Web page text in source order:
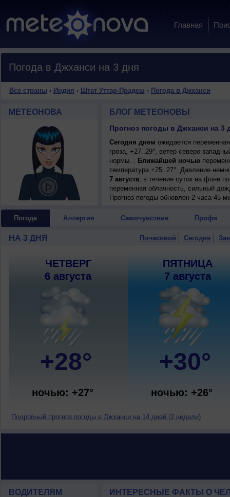
Главная
Погода в Джханси на 3 дня
Все страны › Индия › Штат Уттар-Прадеш › Погода в Джханси
МЕТЕОНОВА БЛОГ МЕТЕОНОВЫ
Прогноз погоды в Джханси на 3
Сегодня днем ожидается
гроза, +27..29°, ветер северо-
нормы. . Ближайшей ночью
температура +25..27°. Давление
7 августа, в течение суток на фоне
переменная облачность, сильный
+29..31°, ветер западный, умеренный.
Прогноз погоды обновлен 2 часа 45
Погода Аллергия Самочувствие Профи
НА 3 ДНЯ Почасовой Сегодня
ЧЕТВЕРГ
6 августа
+28°
ночью: +27°
ПЯТНИЦА
7 августа
+30°
ночью: +26°
Подробный прогноз погоды в Джханси на 14 дней (2 недели)
ВОДИТЕЛЯМ ИНТЕРЕСНЫЕ ФАКТЫ О